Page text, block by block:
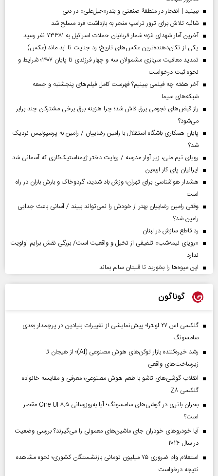
ببینید | انفجار در منطقۀ صنعتی و بندر«جبل‌علی» در دبی
شائبه تلاش برای ترور ترامپ منجر به بازداشت فرد مسلح شد
آخرین آمار شهدای غزه؛ شمار قربانیان حملات اسرائیل به ۷۳۳۸۱ نفر رسید
یکی از تکان‌دهنده‌ترین عکس‌های تاریخ؛ رد جنایت تا ابد ماند (عکس)
تمدید معافیت سربازی مشمولان سه و چهار فرزندی تا پایان ۱۴۰۷؛ شرایط و
نحوه ثبت درخواست
آخر هفته چه فیلمی ببینیم؟ فهرست کامل فیلم‌های پنجشنبه و جمعه
شبکه‌های سیما
راز قبض‌های نجومی برق فاش شد؛ چرا هزینه برق برخی مشترکان چند برابر
می‌شود؟
پایان همکاری باشگاه استقلال با رامین رضاییان / رامین به پرسپولیس نزدیک
شد؟
رویای تیم ملی، زیر آوار مدرسه / روایت دختر ژیمناستیک‌کاری که آسمانی شد
ایرانیان پای کار اربعین
هشدار هواشناسی برای تهران؛ وزش باد شدید، گردوخاک و بارش باران در راه
است
وقتی رامین رضاییان بهتر از خودش را نمی‌تواند ببیند / آسانی باعث جدایی
رامین شد؟
رد قاطع سازش در لبنان
«رویای نیمه‌شب» تلفیقی از تخیل و واقعیت است/ بزرگی نقش برایم اولویت
ندارد
این میوه‌ها را بخورید تا قلبتان سالم بماند
گوناگون
گلکسی اس ۲۷ اولترا؛ پیش‌نمایشی از تغییرات بنیادین در پرچمدار بعدی
سامسونگ
رشد خیره‌کننده بازار توکن‌های هوش مصنوعی (AI)؛ از هیجان تا
زیرساخت‌های واقعی
انقلاب گوشی‌های تاشو‌ با طعم هوش مصنوعی؛ معرفی و مقایسه خانواده
گلکسی Z۸
بحران باتری در گوشی‌های سامسونگ؛ آیا به‌روزرسانی One UI ۸.۵ مقصر
است؟
آیا خودروهای خودران جای ماشین‌های معمولی را می‌گیرند؟ بررسی وضعیت
در سال ۲۰۲۶
استعلام وام ضروری ۷۵ میلیون تومانی بازنشستگان کشوری؛ نحوه مشاهده
نتیجه درخواست